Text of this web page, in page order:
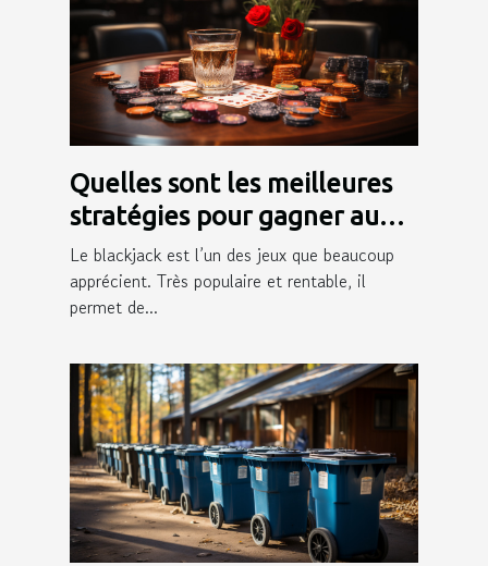
Quelles sont les meilleures
stratégies pour gagner au
blackjack ?
Le blackjack est l’un des jeux que beaucoup
apprécient. Très populaire et rentable, il
permet de...